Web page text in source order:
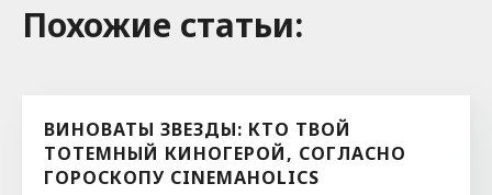
Похожие cтатьи:
ВИНОВАТЫ ЗВЕЗДЫ: КТО ТВОЙ
ТОТЕМНЫЙ КИНОГЕРОЙ, СОГЛАСНО
ГОРОСКОПУ CINEMAHOLICS